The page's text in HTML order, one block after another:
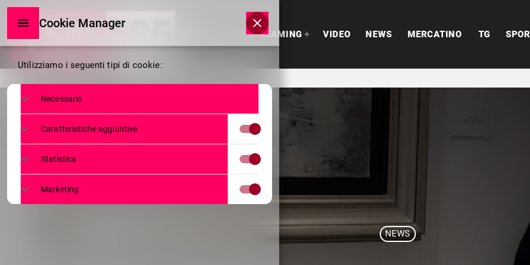
LIVE STREAMING VIDEO NEWS MERCATINO TG
NEWS
Cookie Manager
Cookie
Manager
Utilizziamo i seguenti tipi di cookie:
Necessario
Caratteristiche aggiuntive
Statistica
Marketing